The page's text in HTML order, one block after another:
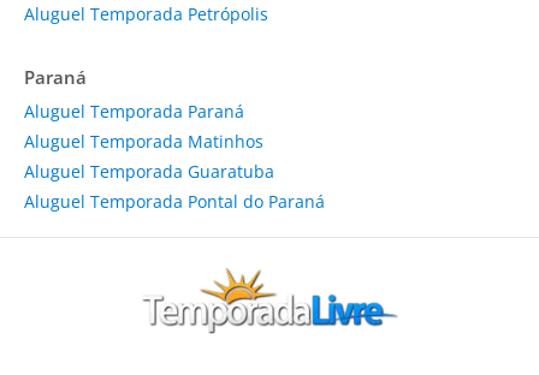
Aluguel Temporada Petrópolis
Paraná
Aluguel Temporada Paraná
Aluguel Temporada Matinhos
Aluguel Temporada Guaratuba
Aluguel Temporada Pontal do Paraná